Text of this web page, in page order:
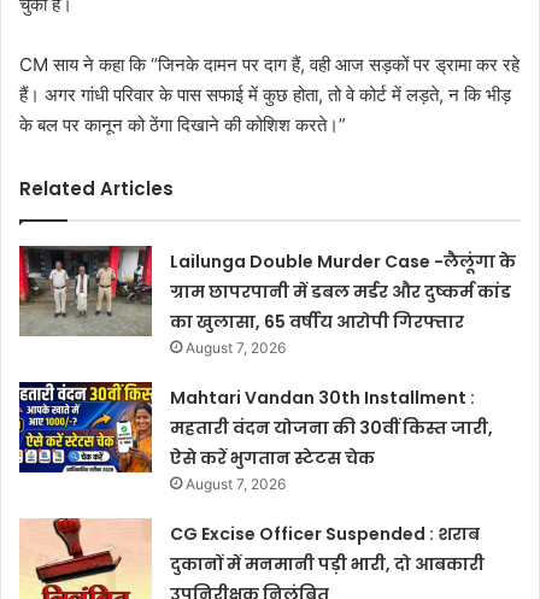
CM साय ने कहा कि “जिनके दामन पर दाग हैं, वही आज सड़कों पर ड्रामा कर रहे
हैं। अगर गांधी परिवार के पास सफाई में कुछ होता, तो वे कोर्ट में लड़ते, न कि भीड़
के बल पर कानून को ठेंगा दिखाने की कोशिश करते।”
Related Articles
Lailunga Double Murder Case -लैलूंगा के
ग्राम छापरपानी में डबल मर्डर और दुष्कर्म कांड
का खुलासा, 65 वर्षीय आरोपी गिरफ्तार
August 7, 2026
Mahtari Vandan 30th Installment :
महतारी वंदन योजना की 30वीं किस्त जारी,
ऐसे करें भुगतान स्टेटस चेक
August 7, 2026
CG Excise Officer Suspended : शराब
दुकानों में मनमानी पड़ी भारी, दो आबकारी
उपनिरीक्षक निलंबित